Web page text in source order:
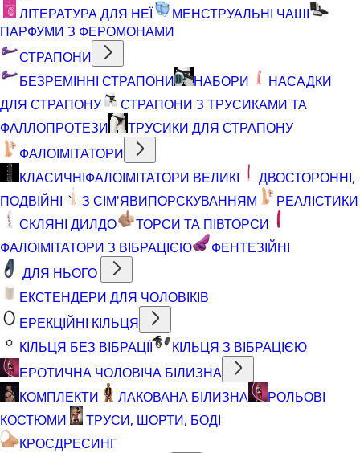
ЛІТЕРАТУРА ДЛЯ НЕЇ
МЕНСТРУАЛЬНІ ЧАШІ
ПАРФУМИ З ФЕРОМОНАМИ
СТРАПОНИ
БЕЗРЕМІННІ СТРАПОНИ
НАБОРИ
НАСАДКИ
ДЛЯ СТРАПОНУ
СТРАПОНИ З ТРУСИКАМИ ТА
ФАЛЛОПРОТЕЗИ
ТРУСИКИ ДЛЯ СТРАПОНУ
ФАЛОІМІТАТОРИ
КЛАСИЧНІФАЛОІМІТАТОРИ ВЕЛИКІ
ДВОСТОРОННІ,
ПОДВІЙНІ
З СІМ'ЯВИПОРСКУВАННЯМ
РЕАЛІСТИКИ
СКЛЯНІ ДИЛДО
ТОРСИ ТА ПІВТОРСИ
ФАЛОІМІТАТОРИ З ВІБРАЦІЄЮ
ФЕНТЕЗІЙНІ
ДЛЯ НЬОГО
ЕКСТЕНДЕРИ ДЛЯ ЧОЛОВІКІВ
ЕРЕКЦІЙНІ КІЛЬЦЯ
КІЛЬЦЯ БЕЗ ВІБРАЦІЇ
КІЛЬЦЯ З ВІБРАЦІЄЮ
ЕРОТИЧНА ЧОЛОВІЧА БІЛИЗНА
КОМПЛЕКТИ
ЛАКОВАНА БІЛИЗНА
РОЛЬОВІ
КОСТЮМИ
ТРУСИ, ШОРТИ, БОДІ
КРОСДРЕСИНГ